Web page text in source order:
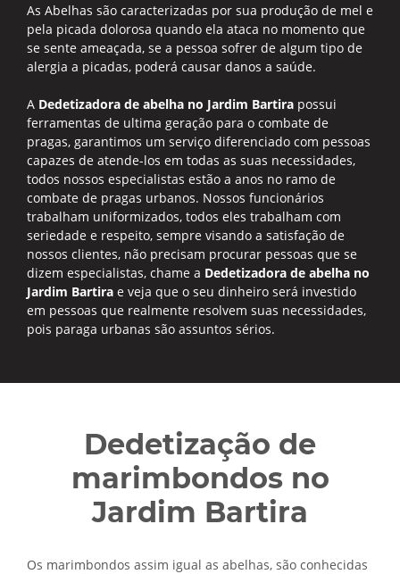
As Abelhas são caracterizadas por sua produção de mel e
pela picada dolorosa quando ela ataca no momento que
se sente ameaçada, se a pessoa sofrer de algum tipo de
alergia a picadas, poderá causar danos a saúde.
A Dedetizadora de abelha no Jardim Bartira possui
ferramentas de ultima geração para o combate de
pragas, garantimos um serviço diferenciado com pessoas
capazes de atende-los em todas as suas necessidades,
todos nossos especialistas estão a anos no ramo de
combate de pragas urbanos. Nossos funcionários
trabalham uniformizados, todos eles trabalham com
seriedade e respeito, sempre visando a satisfação de
nossos clientes, não precisam procurar pessoas que se
dizem especialistas, chame a Dedetizadora de abelha no
Jardim Bartira e veja que o seu dinheiro será investido
em pessoas que realmente resolvem suas necessidades,
pois paraga urbanas são assuntos sérios.
Dedetização de
marimbondos no
Jardim Bartira
Os marimbondos assim igual as abelhas, são conhecidas